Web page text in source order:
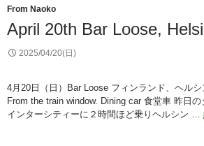
ス
キ
プ
From Naoko
April 20th Bar Loose,
2025/04/20(日)
4月20日（日）Bar Loose フィンランド、ヘルシ
From the train window. Dining car 食堂車 昨日
インターシティーに２時間ほど乗りヘルシン …